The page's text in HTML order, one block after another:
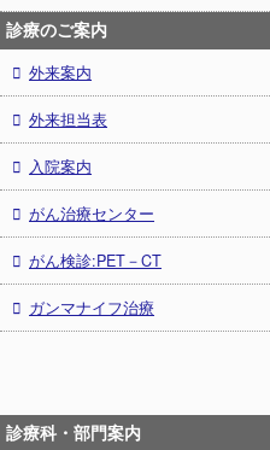
診療のご案内
外来案内
外来担当表
入院案内
がん治療センター
がん検診:PET－CT
ガンマナイフ治療
診療科・部門案内